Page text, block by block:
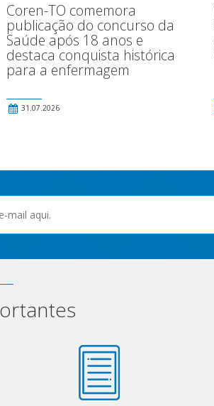
Coren-TO comemora
publicação do concurso da
Saúde após 18 anos e
destaca conquista histórica
para a enfermagem
31.07.2026